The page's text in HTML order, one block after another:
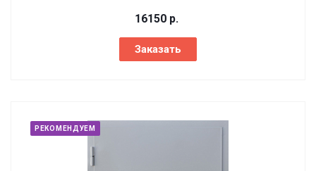
16150 р.
Заказать
РЕКОМЕНДУЕМ